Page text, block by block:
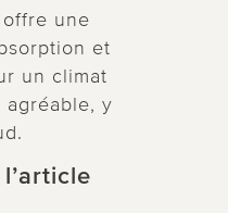
une
et
un climat
agréable, y